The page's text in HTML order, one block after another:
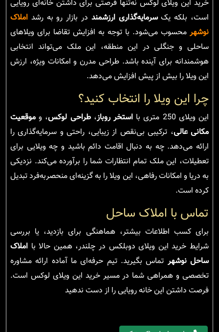
خرید این ویلای لوکس نه‌تنها فرصتی برای داشتن خانه‌ای رویایی
است، بلکه یکسرمایه‌گذاری ارزشمند در بازار رو به رشد املاک
نوشهر محسوب می‌شود. با توجه به افزایش تقاضا برای ویلاهای
ساحلی و جنگلی در این منطقه، این ملک می‌تواند انتخابی
هوشمندانه برای آینده باشد. طراحی مدرن و امکانات ویژه، ارزش
این ویلا را بیش از پیش افزایش می‌دهد.
چرا این ویلا را انتخاب کنید؟
این ویلای 250 متری با استخر روباز،طراحی لوکس، و موقعیت
مکانی عالی، ترکیبی بی‌نقص از زیبایی، راحتی و سرمایه‌گذاری را
ارائه می‌دهد. چه به دنبال اقامت دائم باشید و چه ویلایی برای
تعطیلات، این ملک تمام انتظارات شما را برآورده می‌کند. نزدیکی
به دریا و امکانات رفاهی، این ویلا را به گزینه‌ای منحصربه‌فرد تبدیل
کرده است.
تماس با املاک ساحل
برای کسب اطلاعات بیشتر، هماهنگی برای بازدید، یا بررسی
شرایط خرید این ویلای دوبلکس در چلندر، همین حالا با املاک
ساحل نوشهر تماس بگیرید. تیم حرفه‌ای ما آماده ارائه مشاوره
تخصصی و همراهی شما در مسیر خرید این ویلای لوکس است.
فرصت داشتن این خانه رویایی را از دست ندهید